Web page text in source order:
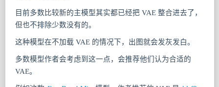
目前多数比较新的主模型其实都已经把 VAE 整合进去了，
但也不排除少数没有的。
这种模型在不加载 VAE 的情况下，出图就会发灰发白。
多数模型作者会考虑到这一点，会推荐他们认为合适的
VAE。